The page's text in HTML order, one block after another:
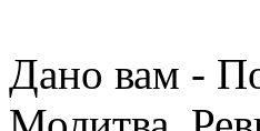
Дано вам -